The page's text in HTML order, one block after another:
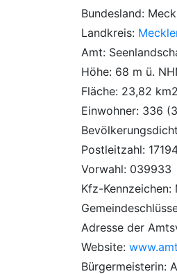
Bundesland:
Landkreis:
Amt:
Höhe: 68 m ü.
Fläche: 23,82 km2
Einwohner: 336
Postleitzahl:
Vorwahl: 039933
Kfz-Kennzeichen:
Adresse der
Website:
Bürgermeisterin: